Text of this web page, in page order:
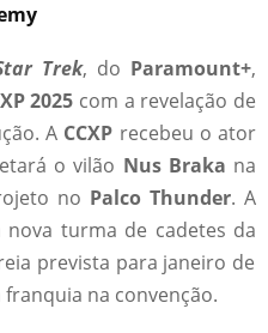
Trek, do Paramount+,
2025 com a revelação de
A CCXP recebeu o ator
o vilão Nus Braka na
no Palco Thunder. A
turma de cadetes da
prevista para janeiro de
na convenção.